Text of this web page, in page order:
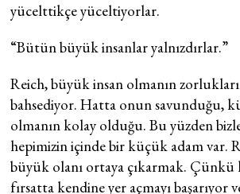
yücelttikçe yüceltiyorlar.
“Bütün büyük insanlar yalnızdırlar.”
Reich, büyük insan olmanın
bahsediyor. Hatta onun savunduğu,
olmanın kolay olduğu. Bu yüzden
hepimizin içinde bir küçük adam var.
büyük olanı ortaya çıkarmak.
fırsatta kendine yer açmayı başarıyor